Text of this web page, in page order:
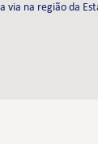
via na região da